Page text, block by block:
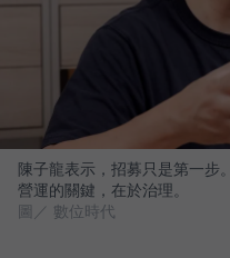
陳子龍表示，招募只是第一步
營運的關鍵，在於治理。
圖／ 數位時代